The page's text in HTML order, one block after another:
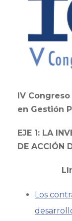
IV
en Gestión
EJE 1: LA
DE ACCIÓN
Los